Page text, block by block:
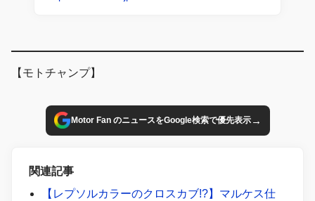
【モトチャンプ】
Motor Fan のニュースをGoogle検索で優先表示→
関連記事
【レプソルカラーのクロスカブ!?】マルケス仕